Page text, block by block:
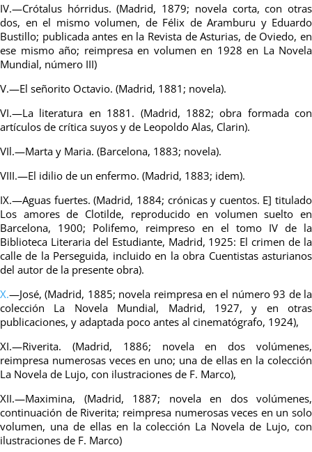
IV.—Crótalus hórridus. (Madrid, 1879; novela corta, con otras
dos, en el mismo volumen, de Félix de Aramburu y Eduardo
Bustillo; publicada antes en la Revista de Asturias, de Oviedo, en
ese mismo año; reimpresa en volumen en 1928 en La Novela
Mundial, número III)
V.—El señorito Octavio. (Madrid, 1881; novela).
VI.—La literatura en 1881. (Madrid, 1882; obra formada con
artículos de crítica suyos y de Leopoldo Alas, Clarin).
VIl.—Marta y Maria. (Barcelona, 1883; novela).
VIII.—El idilio de un enfermo. (Madrid, 1883; idem).
IX.—Aguas fuertes. (Madrid, 1884; crónicas y cuentos. E] titulado
Los amores de Clotilde, reproducido en volumen suelto en
Barcelona, 1900; Polifemo, reimpreso en el tomo IV de la
Biblioteca Literaria del Estudiante, Madrid, 1925: El crimen de la
calle de la Perseguida, incluido en la obra Cuentistas asturianos
del autor de la presente obra).
X.—José, (Madrid, 1885; novela reimpresa en el número 93 de la
colección La Novela Mundial, Madrid, 1927, y en otras
publicaciones, y adaptada poco antes al cinematógrafo, 1924),
XI.—Riverita. (Madrid, 1886; novela en dos volúmenes,
reimpresa numerosas veces en uno; una de ellas en la colección
La Novela de Lujo, con ilustraciones de F. Marco),
XII.—Maximina, (Madrid, 1887; novela en dos volúmenes,
continuación de Riverita; reimpresa numerosas veces en un solo
volumen, una de ellas en la colección La Novela de Lujo, con
ilustraciones de F. Marco)